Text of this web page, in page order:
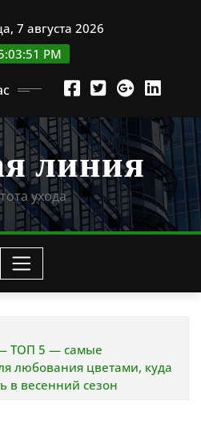
7 августа 2026
PM
линия
ухода
ТОП 5 — самые
любования цветами, куда
в весенний сезон